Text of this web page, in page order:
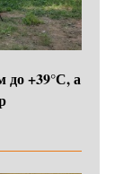
до +39°С, а